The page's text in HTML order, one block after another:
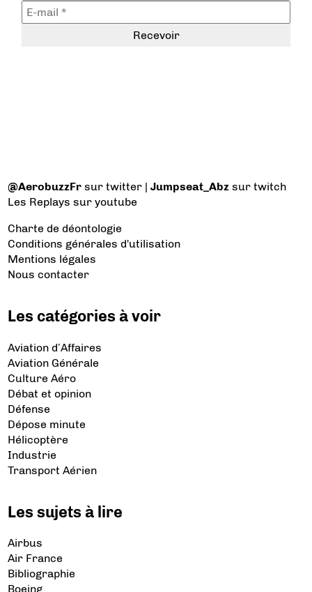
@AerobuzzFr sur twitter |Jumpseat_Abz sur twitch
Les Replays sur youtube
Charte de déontologie
Conditions générales d'utilisation
Mentions légales
Nous contacter
Les catégories à voir
Aviation d’Affaires
Aviation Générale
Culture Aéro
Débat et opinion
Défense
Dépose minute
Hélicoptère
Industrie
Transport Aérien
Les sujets à lire
Airbus
Air France
Bibliographie
Boeing